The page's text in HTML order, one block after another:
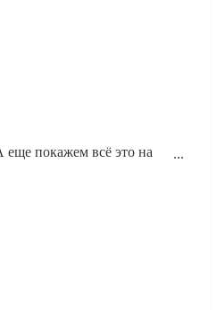
покажем всё это на